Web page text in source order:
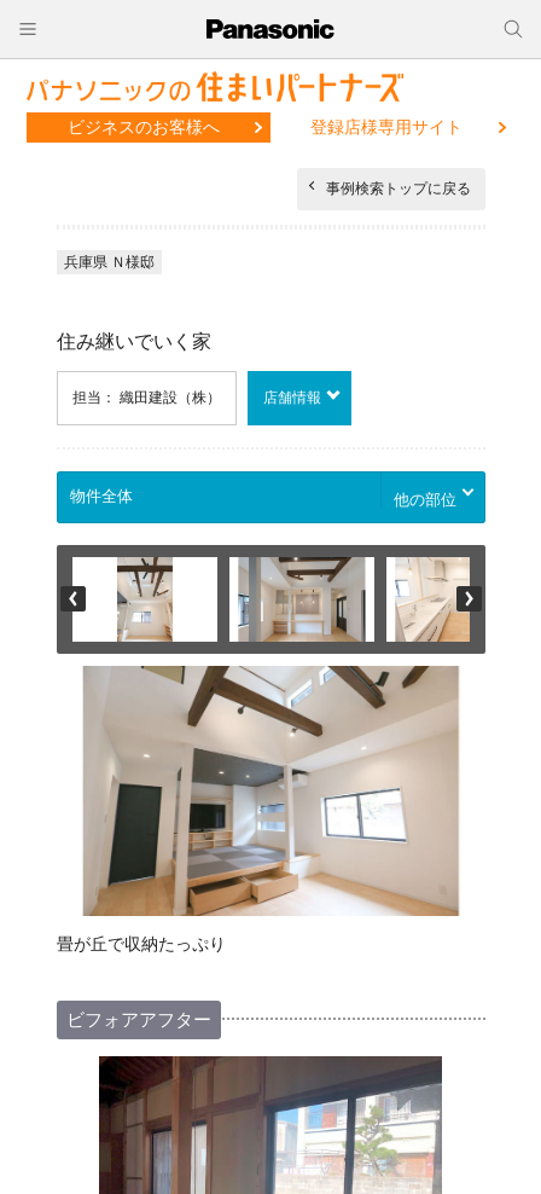
ビジネスのお客様へ 登録店様専用サイト
事例検索トップに戻る
兵庫県 Ｎ様邸
住み継いでいく家
担当： 織田建設（株） 店舗情報
他の部位
畳が丘で収納たっぷり
ビフォアアフター